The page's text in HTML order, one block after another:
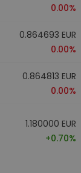
0.00%
0.864693 EUR
0.00%
0.864813 EUR
0.00%
1.180000 EUR
+0.70%